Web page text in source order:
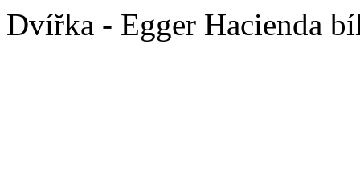
Dvířka - Egger Hacienda